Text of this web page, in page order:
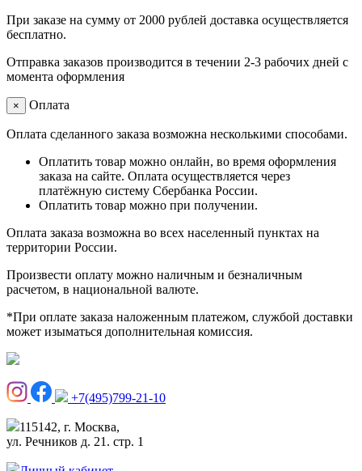
При заказе на сумму от 2000 рублей доставка осуществляется
бесплатно.
Отправка заказов производится в течении 2-3 рабочих дней с
момента оформления
× Оплата
Оплата сделанного заказа возможна несколькими способами.
Оплатить товар можно онлайн, во время оформления
заказа на сайте. Оплата осуществляется через
платёжную систему Сбербанка России.
Оплатить товар можно при получении.
Оплата заказа возможна во всех населенный пунктах на
территории России.
Произвести оплату можно наличным и безналичным
расчетом, в национальной валюте.
*При оплате заказа наложенным платежом, службой доставки
может изыматься дополнительная комиссия.
+7(495)799-21-10
115142, г. Москва,
ул. Речников д. 21. стр. 1